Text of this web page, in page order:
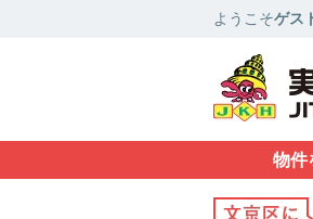
ようこそゲス
物件